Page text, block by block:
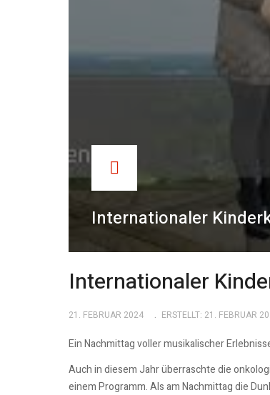
Internationaler
Internationaler
21. FEBRUAR 2024 ERSTELLT: 21. FEBRUAR
Ein Nachmittag voller musikalischer
Auch in diesem Jahr überraschte die
einem Programm. Als am Nachmittag die